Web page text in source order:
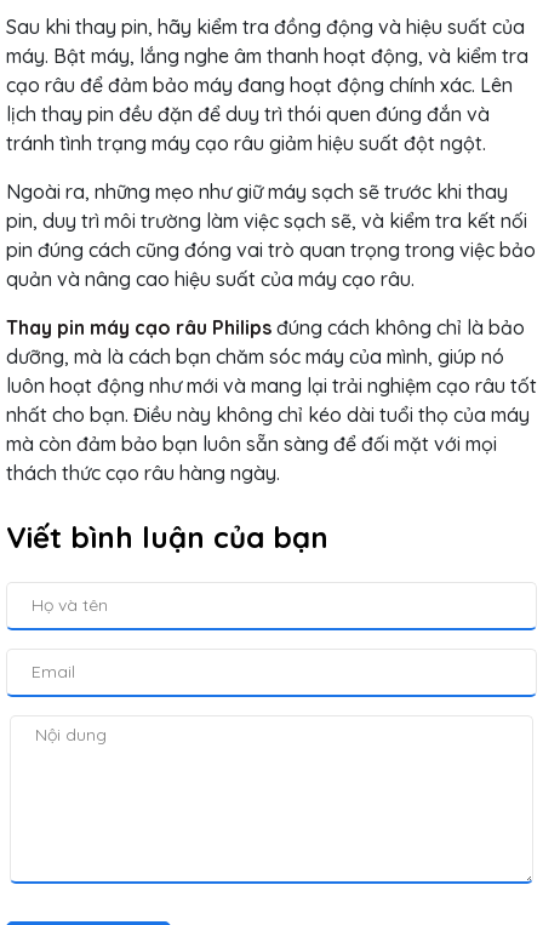
Sau khi thay pin, hãy kiểm tra đồng động và hiệu suất của
máy. Bật máy, lắng nghe âm thanh hoạt động, và kiểm tra
cạo râu để đảm bảo máy đang hoạt động chính xác. Lên
lịch thay pin đều đặn để duy trì thói quen đúng đắn và
tránh tình trạng máy cạo râu giảm hiệu suất đột ngột.
Ngoài ra, những mẹo như giữ máy sạch sẽ trước khi thay
pin, duy trì môi trường làm việc sạch sẽ, và kiểm tra kết nối
pin đúng cách cũng đóng vai trò quan trọng trong việc bảo
quản và nâng cao hiệu suất của máy cạo râu.
Thay pin máy cạo râu Philips đúng cách không chỉ là bảo
dưỡng, mà là cách bạn chăm sóc máy của mình, giúp nó
luôn hoạt động như mới và mang lại trải nghiệm cạo râu tốt
nhất cho bạn. Điều này không chỉ kéo dài tuổi thọ của máy
mà còn đảm bảo bạn luôn sẵn sàng để đối mặt với mọi
thách thức cạo râu hàng ngày.
Viết bình luận của bạn